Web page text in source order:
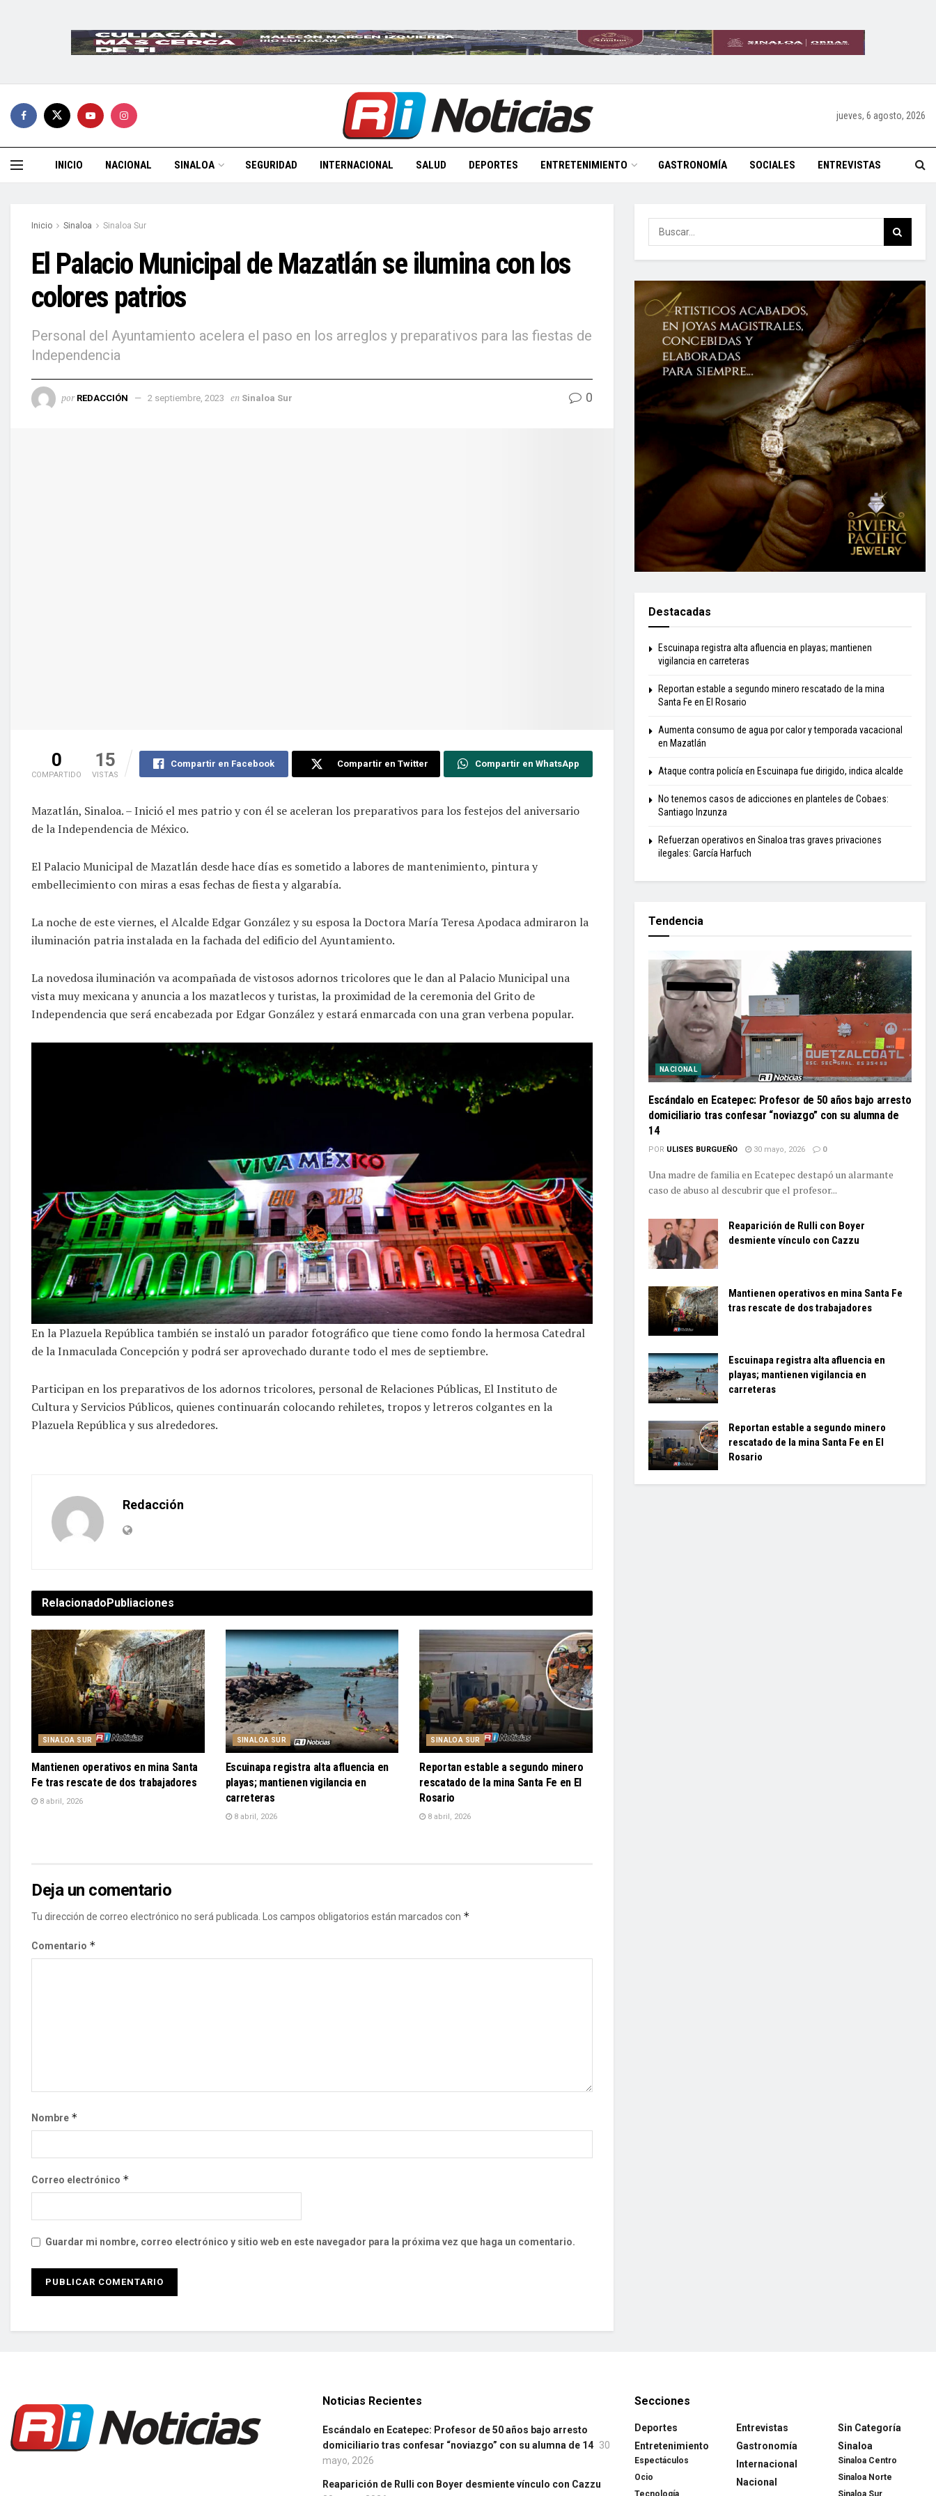
jueves, 6 agosto, 2026
INICIO NACIONAL SINALOA SEGURIDAD INTERNACIONAL SALUD DEPORTES ENTRETENIMIENTO GASTRONOMÍA SOCIALES ENTREVISTAS
Inicio Sinaloa Sinaloa Sur
El Palacio Municipal de Mazatlán se ilumina con los
colores patrios
Personal del Ayuntamiento acelera el paso en los arreglos y preparativos para las fiestas de
Independencia
por REDACCIÓN 2 septiembre, 2023 en Sinaloa Sur 0
0
COMPARTIDO
15
VISTAS
Compartir en Facebook Compartir en Twitter Compartir en WhatsApp
Mazatlán, Sinaloa. – Inició el mes patrio y con él se aceleran los preparativos para los festejos del aniversario
de la Independencia de México.
El Palacio Municipal de Mazatlán desde hace días es sometido a labores de mantenimiento, pintura y
embellecimiento con miras a esas fechas de fiesta y algarabía.
La noche de este viernes, el Alcalde Edgar González y su esposa la Doctora María Teresa Apodaca admiraron la
iluminación patria instalada en la fachada del edificio del Ayuntamiento.
La novedosa iluminación va acompañada de vistosos adornos tricolores que le dan al Palacio Municipal una
vista muy mexicana y anuncia a los mazatlecos y turistas, la proximidad de la ceremonia del Grito de
Independencia que será encabezada por Edgar González y estará enmarcada con una gran verbena popular.
En la Plazuela República también se instaló un parador fotográfico que tiene como fondo la hermosa Catedral
de la Inmaculada Concepción y podrá ser aprovechado durante todo el mes de septiembre.
Participan en los preparativos de los adornos tricolores, personal de Relaciones Públicas, El Instituto de
Cultura y Servicios Públicos, quienes continuarán colocando rehiletes, tropos y letreros colgantes en la
Plazuela República y sus alrededores.
Redacción
RelacionadoPubliaciones
SINALOA SUR
Mantienen operativos en mina Santa
Fe tras rescate de dos trabajadores
8 abril, 2026
SINALOA SUR
Escuinapa registra alta afluencia en
playas; mantienen vigilancia en
carreteras
8 abril, 2026
SINALOA SUR
Reportan estable a segundo minero
rescatado de la mina Santa Fe en El
Rosario
8 abril, 2026
Deja un comentario
Tu dirección de correo electrónico no será publicada. Los campos obligatorios están marcados con *
Comentario *
Nombre *
Correo electrónico *
Guardar mi nombre, correo electrónico y sitio web en este navegador para la próxima vez que haga un comentario.
Destacadas
Escuinapa registra alta afluencia en playas; mantienen
vigilancia en carreteras
Reportan estable a segundo minero rescatado de la mina
Santa Fe en El Rosario
Aumenta consumo de agua por calor y temporada vacacional
en Mazatlán
Ataque contra policía en Escuinapa fue dirigido, indica alcalde
No tenemos casos de adicciones en planteles de Cobaes:
Santiago Inzunza
Refuerzan operativos en Sinaloa tras graves privaciones
ilegales: García Harfuch
Tendencia
NACIONAL
Escándalo en Ecatepec: Profesor de 50 años bajo arresto
domiciliario tras confesar “noviazgo” con su alumna de
14
POR ULISES BURGUEÑO 30 mayo, 2026 0
Una madre de familia en Ecatepec destapó un alarmante
caso de abuso al descubrir que el profesor...
Reaparición de Rulli con Boyer
desmiente vínculo con Cazzu
Mantienen operativos en mina Santa Fe
tras rescate de dos trabajadores
Escuinapa registra alta afluencia en
playas; mantienen vigilancia en
carreteras
Reportan estable a segundo minero
rescatado de la mina Santa Fe en El
Rosario
Noticias Recientes
Escándalo en Ecatepec: Profesor de 50 años bajo arresto
domiciliario tras confesar “noviazgo” con su alumna de 14 30
mayo, 2026
Reaparición de Rulli con Boyer desmiente vínculo con Cazzu
Secciones
Deportes
Entretenimiento
Espectáculos
Ocio
Entrevistas
Gastronomía
Internacional
Nacional
Sin Categoría
Sinaloa
Sinaloa Centro
Sinaloa Norte